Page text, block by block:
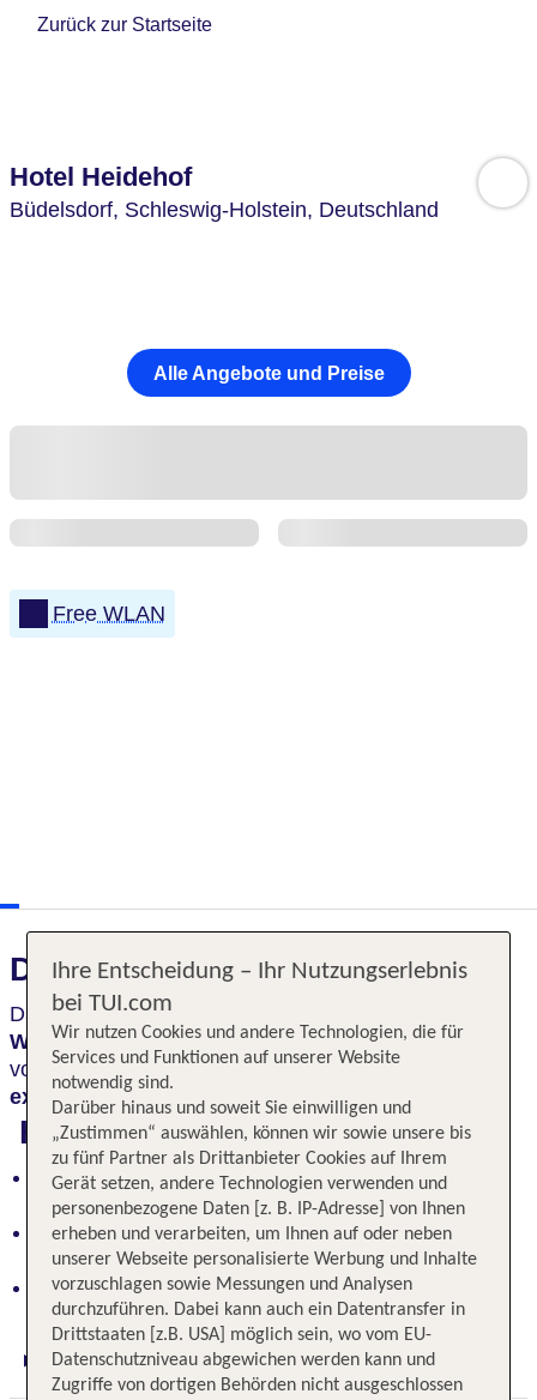
Zurück zur Startseite
Hotel Heidehof
Büdelsdorf, Schleswig-Holstein, Deutschland
Alle Angebote und Preise
Free WLAN
Das erwartet Sie
Das Hotel Heidehof bietet
Wohlfühlatmosphäreund liegt ideal in Reichweite
von Strand, Sehenswürdigkeiten und weiteren
exklusiven Nacherholungsgebieten
Highlights
Urlaubs- und Businesshotel mit entspannter
Wohlfühlatmosphäre
Ideale Lage: Strand, Sehenswürdigkeiten und
exklusive Naherholungsgebiete in Reichweite
Nur ca. 4 km bis zum Bahnhof Rendsburg
Digitaler und telefonischer 24/7 TUI Service
Ihre Entscheidung – Ihr Nutzungserlebnis
bei TUI.com
Wir nutzen Cookies und andere Technologien, die für
Services und Funktionen auf unserer Website
notwendig sind.
Darüber hinaus und soweit Sie einwilligen und
„Zustimmen“ auswählen, können wir sowie unsere bis
zu fünf Partner als Drittanbieter Cookies auf Ihrem
Gerät setzen, andere Technologien verwenden und
personenbezogene Daten [z. B. IP-Adresse] von Ihnen
erheben und verarbeiten, um Ihnen auf oder neben
unserer Webseite personalisierte Werbung und Inhalte
vorzuschlagen sowie Messungen und Analysen
durchzuführen. Dabei kann auch ein Datentransfer in
Drittstaaten [z.B. USA] möglich sein, wo vom EU-
Datenschutzniveau abgewichen werden kann und
Zugriffe von dortigen Behörden nicht ausgeschlossen